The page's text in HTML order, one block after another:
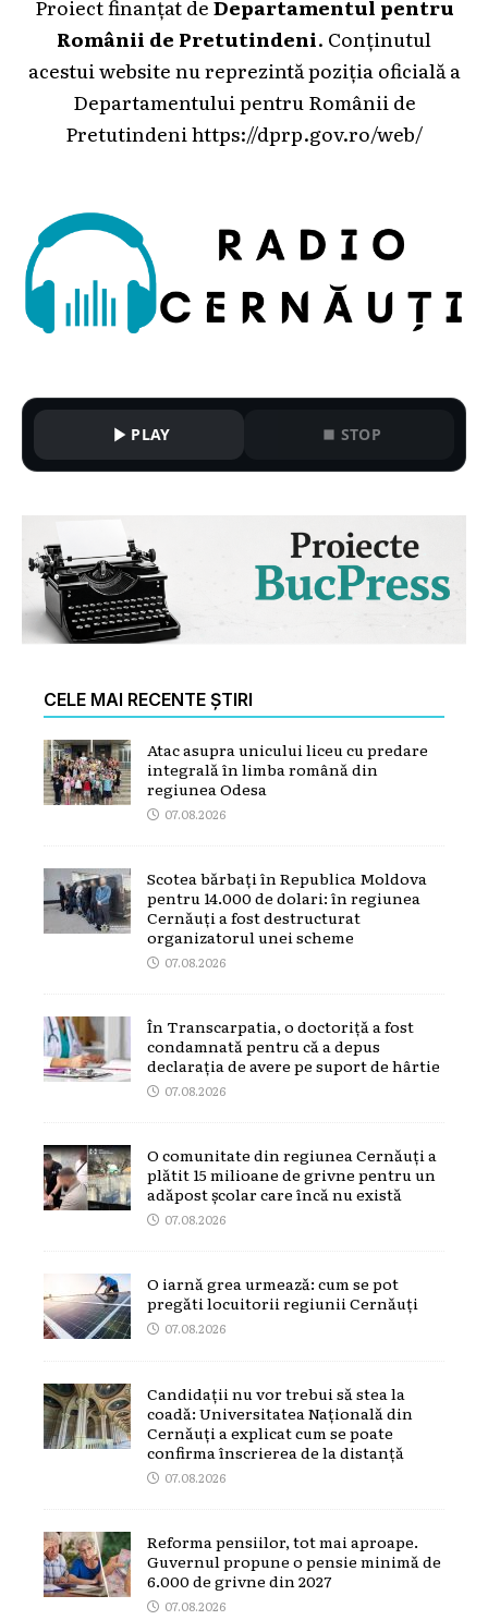
Proiect finanțat deDepartamentul pentru
Românii de Pretutindeni. Conținutul
acestui website nu reprezintă poziția oficială a
Departamentului pentru Românii de
Pretutindeni https://dprp.gov.ro/web/
PLAY STOP
CELE MAI RECENTE ȘTIRI
Atac asupra unicului liceu cu predare
integrală în limba română din
regiunea Odesa
07.08.2026
Scotea bărbați în Republica Moldova
pentru 14.000 de dolari: în regiunea
Cernăuți a fost destructurat
organizatorul unei scheme
07.08.2026
În Transcarpatia, o doctoriță a fost
condamnată pentru că a depus
declarația de avere pe suport de hârtie
07.08.2026
O comunitate din regiunea Cernăuți a
plătit 15 milioane de grivne pentru un
adăpost școlar care încă nu există
07.08.2026
O iarnă grea urmează: cum se pot
pregăti locuitorii regiunii Cernăuți
07.08.2026
Candidații nu vor trebui să stea la
coadă: Universitatea Națională din
Cernăuți a explicat cum se poate
confirma înscrierea de la distanță
07.08.2026
Reforma pensiilor, tot mai aproape.
Guvernul propune o pensie minimă de
6.000 de grivne din 2027
07.08.2026